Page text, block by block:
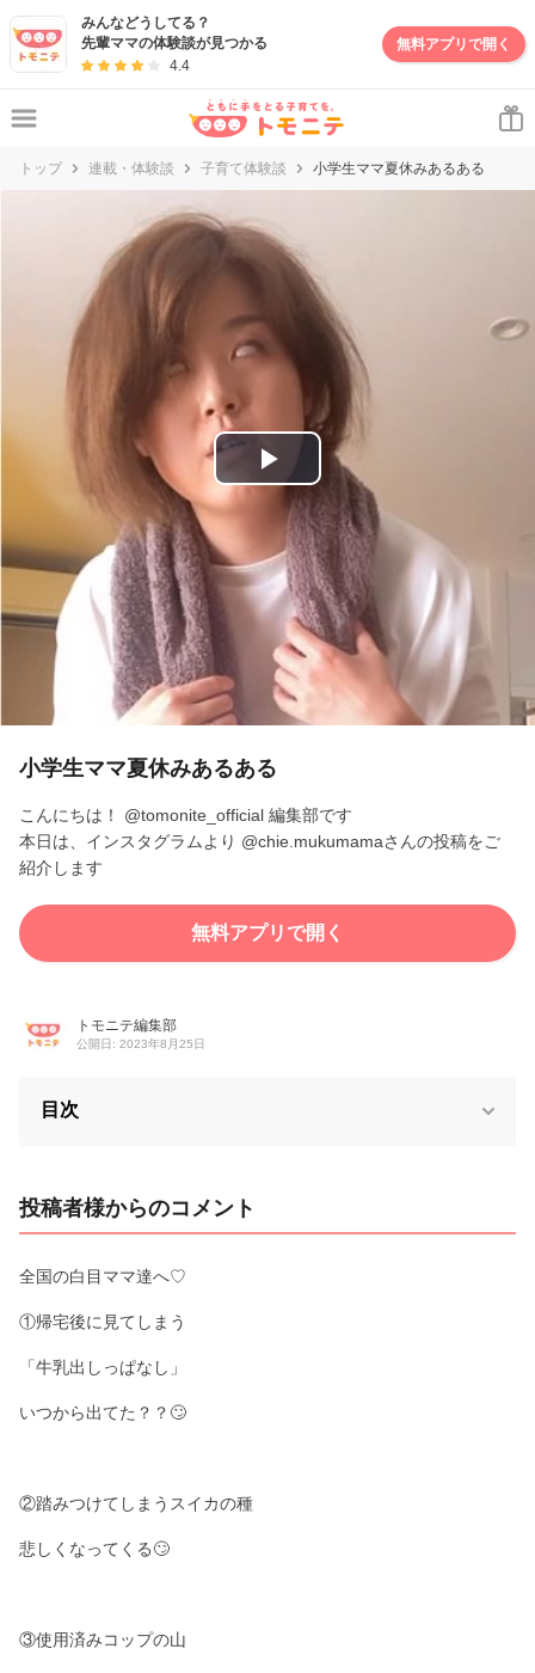
みんなどうしてる？
先輩ママの体験談が見つかる
4.4
無料アプリで開く
トップ 連載・体験談 子育て体験談 小学生ママ夏休みあるある
P
l
a
y
V
i
d
e
o
小学生ママ夏休みあるある
こんにちは！ @tomonite_official 編集部です
本日は、インスタグラムより @chie.mukumamaさんの投稿をご
紹介します
無料アプリで開く
トモニテ編集部
公開日: 2023年8月25日
目次
投稿者様からのコメント
全国の白目ママ達へ♡
①帰宅後に見てしまう
「牛乳出しっぱなし」
⁡いつから出てた？？🙄
②踏みつけてしまうスイカの種
⁡悲しくなってくる🙄
③使用済みコップの山